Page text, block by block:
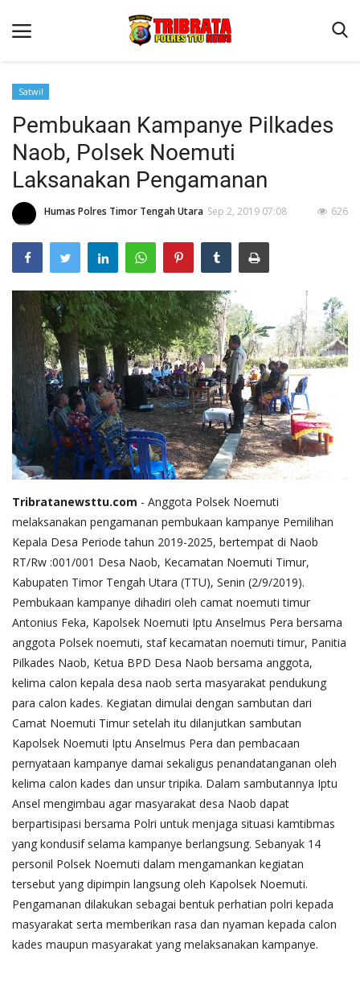
Beranda
Terms & Conditions
Reskrim
Binkam
Lantas
OPINI
Satwil
Pembukaan Kampanye Pilkades
Naob, Polsek Noemuti
Laksanakan Pengamanan
Humas Polres Timor Tengah Utara Sep 2, 2019 07:08 626
Tribratanewsttu.com - Anggota Polsek Noemuti
melaksanakan pengamanan pembukaan kampanye Pemilihan
Kepala Desa Periode tahun 2019-2025, bertempat di Naob
RT/Rw :001/001 Desa Naob, Kecamatan Noemuti Timur,
Kabupaten Timor Tengah Utara (TTU), Senin (2/9/2019).
Pembukaan kampanye dihadiri oleh camat noemuti timur
Antonius Feka, Kapolsek Noemuti Iptu Anselmus Pera bersama
anggota Polsek noemuti, staf kecamatan noemuti timur, Panitia
Pilkades Naob, Ketua BPD Desa Naob bersama anggota,
kelima calon kepala desa naob serta masyarakat pendukung
para calon kades. Kegiatan dimulai dengan sambutan dari
Camat Noemuti Timur setelah itu dilanjutkan sambutan
Kapolsek Noemuti Iptu Anselmus Pera dan pembacaan
pernyataan kampanye damai sekaligus penandatanganan oleh
kelima calon kades dan unsur tripika. Dalam sambutannya Iptu
Ansel mengimbau agar masyarakat desa Naob dapat
berpartisipasi bersama Polri untuk menjaga situasi kamtibmas
yang kondusif selama kampanye berlangsung. Sebanyak 14
personil Polsek Noemuti dalam mengamankan kegiatan
tersebut yang dipimpin langsung oleh Kapolsek Noemuti.
Pengamanan dilakukan sebagai bentuk perhatian polri kepada
masyarakat serta memberikan rasa dan nyaman kepada calon
kades maupun masyarakat yang melaksanakan kampanye.